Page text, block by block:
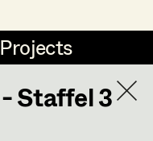
HOME
Staffel 3